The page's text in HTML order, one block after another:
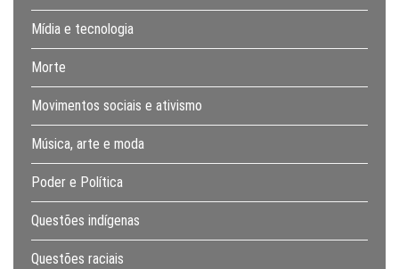
Mídia e tecnologia
Morte
Movimentos sociais e ativismo
Música, arte e moda
Poder e Política
Questões indígenas
Questões raciais